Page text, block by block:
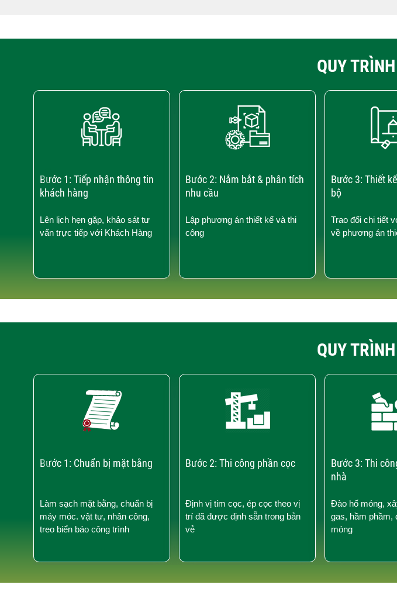
QUY
Bước 1: Tiếp nhận thông tin
khách hàng
Lên lịch hẹn gặp, khảo sát tư
vấn trực tiếp với Khách Hàng
Bước 2: Nắm bắt & phân tích
nhu cầu
Lập phương án thiết kế và thi
công
Bước 3: Thiết
bộ
Trao đổi chi tiết
về phương án
‹
QUY
Bước 1: Chuẩn bị mặt bằng
Làm sạch mặt bằng, chuẩn bị
máy móc. vật tư, nhân công,
treo biển báo công trình
Bước 2: Thi công phần cọc
Định vị tim cọc, ép cọc theo vị
trí đã được định sẵn trong bản
vẻ
Bước 3: Thi
nhà
Đào hố móng,
gas, hầm phầm,
móng
‹